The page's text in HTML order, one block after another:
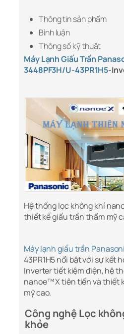
Thông tin sản phẩm
Bình luận
Thông số kỹ thuật
Máy Lạnh Giấu Trần
3448PF3H/U-43PR1H5-
Hệ thống lọc không khí
thiết kế giấu trần thẩm mỹ
Máy lạnh giấu trần
43PR1H5 nổi bật với sự kết
Inverter tiết kiệm điện, hệ
nanoe™ X tiên tiến và thiết
mỹ cao.
Công nghệ Lọc
khỏe